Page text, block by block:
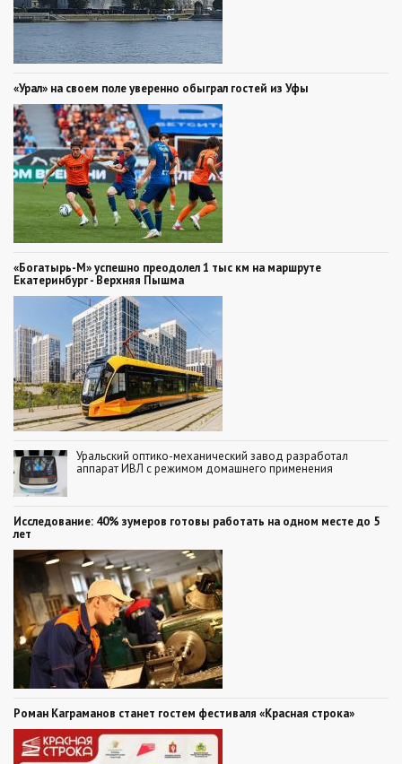
«Урал» на своем поле уверенно обыграл гостей из Уфы
«Богатырь-М» успешно преодолел 1 тыс км на маршруте
Екатеринбург - Верхняя Пышма
Уральский оптико-механический завод разработал
аппарат ИВЛ с режимом домашнего применения
Исследование: 40% зумеров готовы работать на одном месте до 5
лет
Роман Каграманов станет гостем фестиваля «Красная строка»